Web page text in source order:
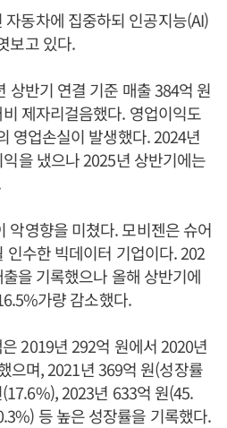
동차에 집중하되 인공지능(AI)
보고 있다.
상반기 연결 기준 매출 384억 원
제자리걸음했다. 영업이익도
영업손실이 발생했다. 2024년
을 냈으나 2025년 상반기에는
악영향을 미쳤다. 모비젠은 슈어
수한 빅데이터 기업이다. 202
을 기록했으나 올해 상반기에
가량 감소했다.
2019년 292억 원에서 2020년
으며, 2021년 369억 원(성장률
2023년 633억 원(45.
등 높은 성장률을 기록했다.